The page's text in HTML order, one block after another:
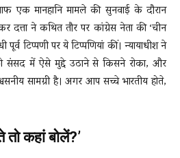
एक मानहानि मामले की सुनवाई के दौरान
दत्ता ने कथित तौर पर कांग्रेस नेता की ‘चीन
पूर्व टिप्पणी पर ये टिप्पणियां कीं। न्यायाधीश ने
संसद में ऐसे मुद्दे उठाने से किसने रोका, और
सामग्री है। अगर आप सच्चे भारतीय होते,
कहां बोलें?’